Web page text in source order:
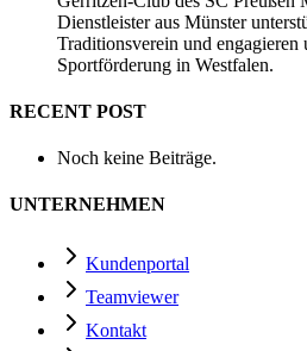
Dienstleister aus Münster
Traditionsverein und engagieren
Sportförderung in Westfalen.
RECENT POST
Noch keine Beiträge.
UNTERNEHMEN
Kundenportal
Teamviewer
Kontakt